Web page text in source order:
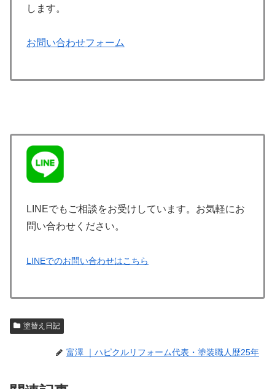
します。
お問い合わせフォーム
LINEでもご相談をお受けしています。お気軽にお
問い合わせください。
LINEでのお問い合わせはこちら
塗替え日記
富澤 ｜ハピクルリフォーム代表・塗装職人歴25年